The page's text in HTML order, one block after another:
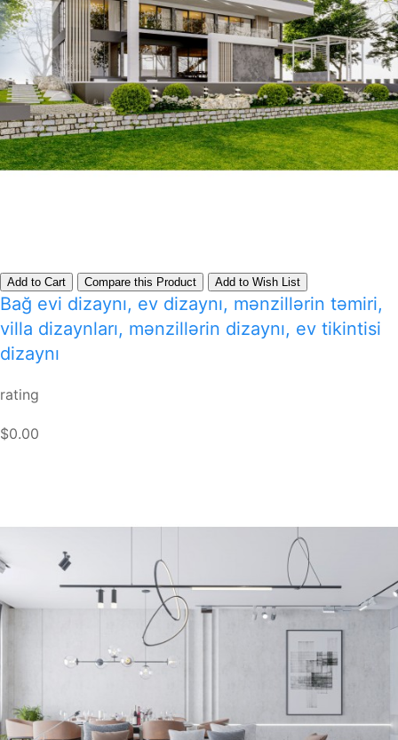
Add to Cart Compare this Product Add to Wish List
Bağ evi dizaynı, ev dizaynı, mənzillərin təmiri,
villa dizaynları, mənzillərin dizaynı, ev tikintisi
dizaynı
rating
$0.00